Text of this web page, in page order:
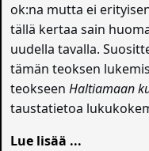
ok:na mutta ei
tällä kertaa sain
uudella tavalla.
tämän teoksen
teokseenHaltiamaan
taustatietoa
Lue lisää ...